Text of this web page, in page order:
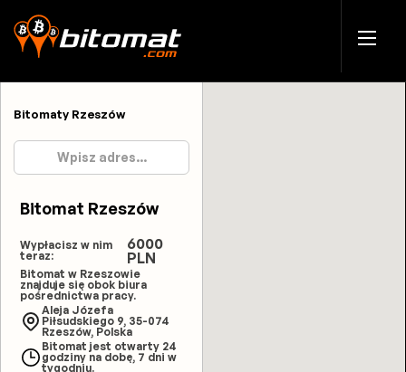
Bitomaty Rzeszów
Bitomat Rzeszów
Wypłacisz w nim
teraz:
6000
PLN
Bitomat w Rzeszowie
znajduje się obok biura
pośrednictwa pracy.
Aleja Józefa
Piłsudskiego 9, 35-074
Rzeszów, Polska
Bitomat jest otwarty 24
godziny na dobę, 7 dni w
tygodniu.